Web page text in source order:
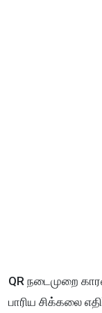
QR நடைமுறை
பாரிய சிக்கலை